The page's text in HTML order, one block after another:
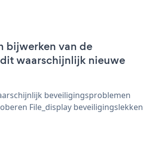
bijwerken van de
waarschijnlijk nieuwe
beveiligingsproblemen
File_display beveiligingslekken